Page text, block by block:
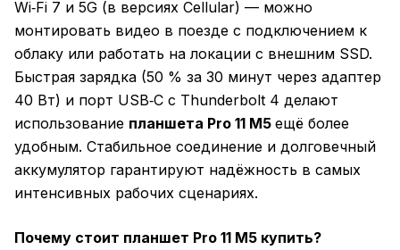
Wi‑Fi 7 и 5G (в версиях Cellular) — можно
монтировать видео в поезде с подключением к
облаку или работать на локации с внешним SSD.
Быстрая зарядка (50 % за 30 минут через адаптер
40 Вт) и порт USB‑C с Thunderbolt 4 делают
использование планшета Pro 11 M5 ещё более
удобным. Стабильное соединение и долговечный
аккумулятор гарантируют надёжность в самых
интенсивных рабочих сценариях.
Почему стоит планшет Pro 11 M5 купить?